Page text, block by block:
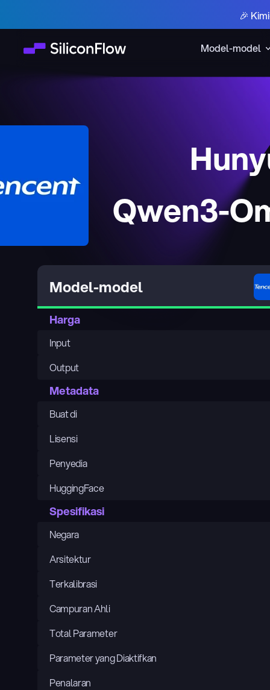
Model-model
🎉
Qwen3-
Model-model
Harga
Input
Output
Metadata
Buat di
Lisensi
Penyedia
HuggingFace
Spesifikasi
Negara
Arsitektur
Terkalibrasi
Campuran Ahli
Total Parameter
Parameter yang Diaktifkan
Penalaran